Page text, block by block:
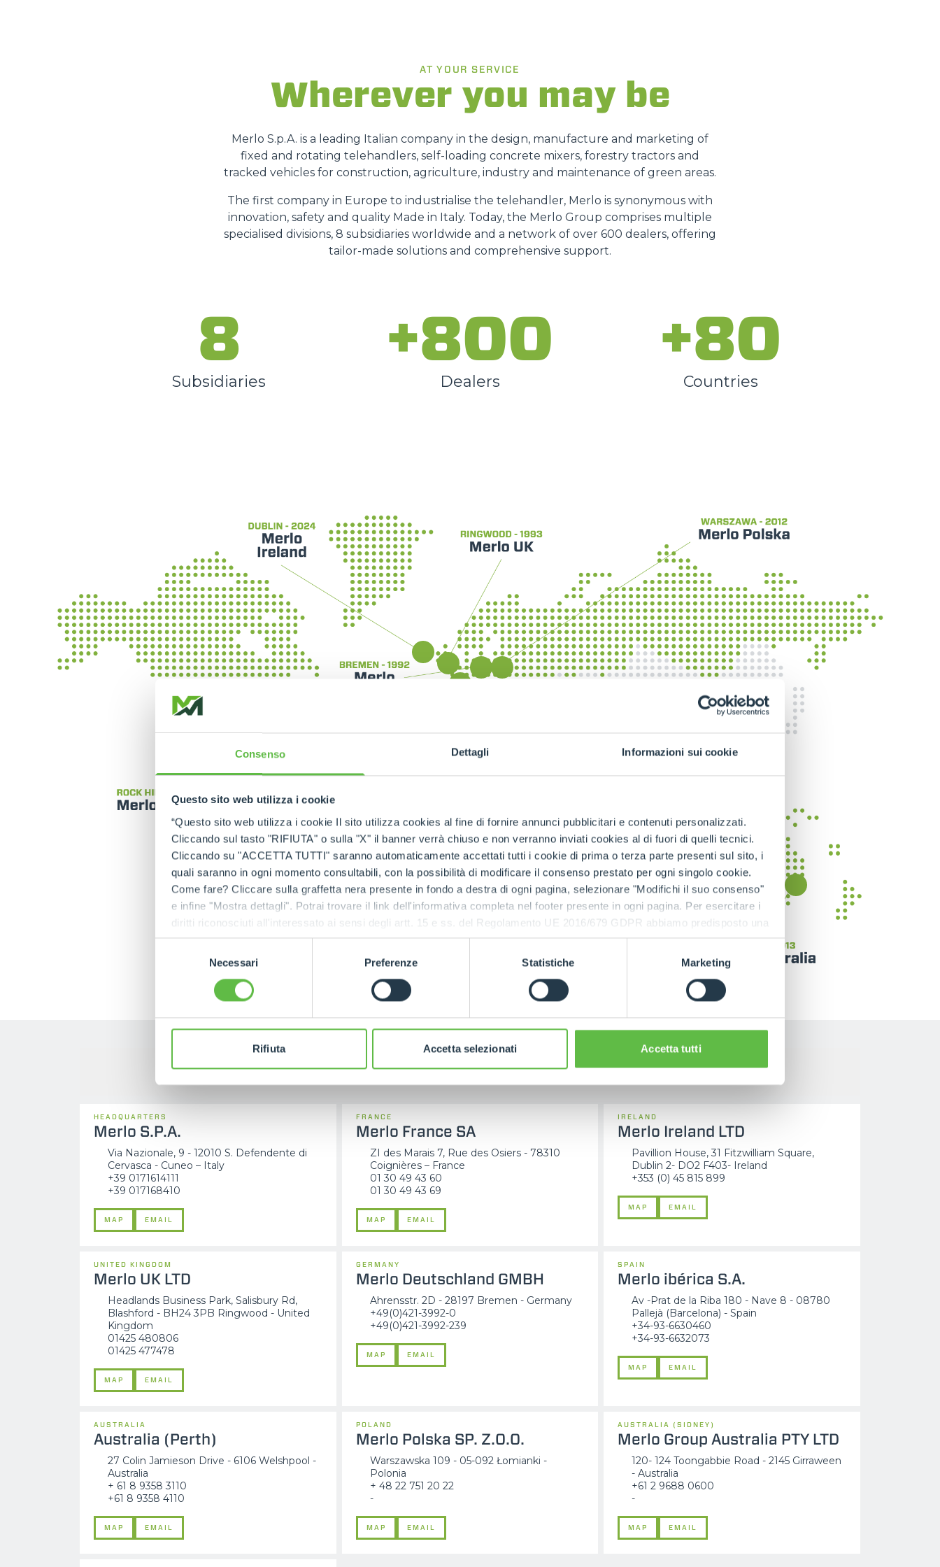
Consenso Dettagli Informazioni sui cookie
Questo sito web utilizza i cookie
“Questo sito web utilizza i cookie Il sito utilizza cookies al fine di fornire annunci pubblicitari e contenuti personalizzati.
Cliccando sul tasto "RIFIUTA" o sulla "X" il banner verrà chiuso e non verranno inviati cookies al di fuori di quelli tecnici.
Cliccando su "ACCETTA TUTTI" saranno automaticamente accettati tutti i cookie di prima o terza parte presenti sul sito, i
quali saranno in ogni momento consultabili, con la possibilità di modificare il consenso prestato per ogni singolo cookie.
Come fare? Cliccare sulla graffetta nera presente in fondo a destra di ogni pagina, selezionare "Modifichi il suo consenso"
e infine "Mostra dettagli". Potrai trovare il link dell'informativa completa nel footer presente in ogni pagina. Per esercitare i
diritti riconosciuti all'interessato ai sensi degli artt. 15 e ss. del Regolamento UE 2016/679 GDPR abbiamo predisposto una
apposita procedura.
Necessari Preferenze Statistiche Marketing
Rifiuta Accetta selezionati Accetta tutti
FORKS AND CLAMPS
HOOKS
SPECIAL
AT YOUR SERVICE
Wherever you may be
Merlo S.p.A. is a leading Italian company in the design, manufacture and marketing of
fixed and rotating telehandlers, self-loading concrete mixers, forestry tractors and
tracked vehicles for construction, agriculture, industry and maintenance of green areas.
The first company in Europe to industrialise the telehandler, Merlo is synonymous with
innovation, safety and quality Made in Italy. Today, the Merlo Group comprises multiple
specialised divisions, 8 subsidiaries worldwide and a network of over 600 dealers, offering
tailor-made solutions and comprehensive support.
8
Subsidiaries
+800
Dealers
+80
Countries
HEADQUARTERS
Merlo S.P.A.
Via Nazionale, 9 - 12010 S. Defendente di
Cervasca - Cuneo – Italy
+39 0171614111
+39 017168410
MAP EMAIL
FRANCE
Merlo France SA
ZI des Marais 7, Rue des Osiers - 78310
Coignières – France
01 30 49 43 60
01 30 49 43 69
MAP EMAIL
IRELAND
Merlo Ireland LTD
Pavillion House, 31 Fitzwilliam Square,
Dublin 2- DO2 F403- Ireland
+353 (0) 45 815 899
MAP EMAIL
UNITED KINGDOM
Merlo UK LTD
Headlands Business Park, Salisbury Rd,
Blashford - BH24 3PB Ringwood - United
Kingdom
01425 480806
01425 477478
MAP EMAIL
GERMANY
Merlo Deutschland GMBH
Ahrensstr. 2D - 28197 Bremen - Germany
+49(0)421-3992-0
+49(0)421-3992-239
MAP EMAIL
SPAIN
Merlo ibérica S.A.
Av -Prat de la Riba 180 - Nave 8 - 08780
Pallejà (Barcelona) - Spain
+34-93-6630460
+34-93-6632073
MAP EMAIL
AUSTRALIA
Australia (Perth)
27 Colin Jamieson Drive - 6106 Welshpool -
Australia
+ 61 8 9358 3110
+61 8 9358 4110
MAP EMAIL
POLAND
Merlo Polska SP. Z.O.O.
Warszawska 109 - 05-092 Łomianki -
Polonia
+ 48 22 751 20 22
-
MAP EMAIL
AUSTRALIA (SIDNEY)
Merlo Group Australia PTY LTD
120- 124 Toongabbie Road - 2145 Girraween
- Australia
+61 2 9688 0600
-
MAP EMAIL